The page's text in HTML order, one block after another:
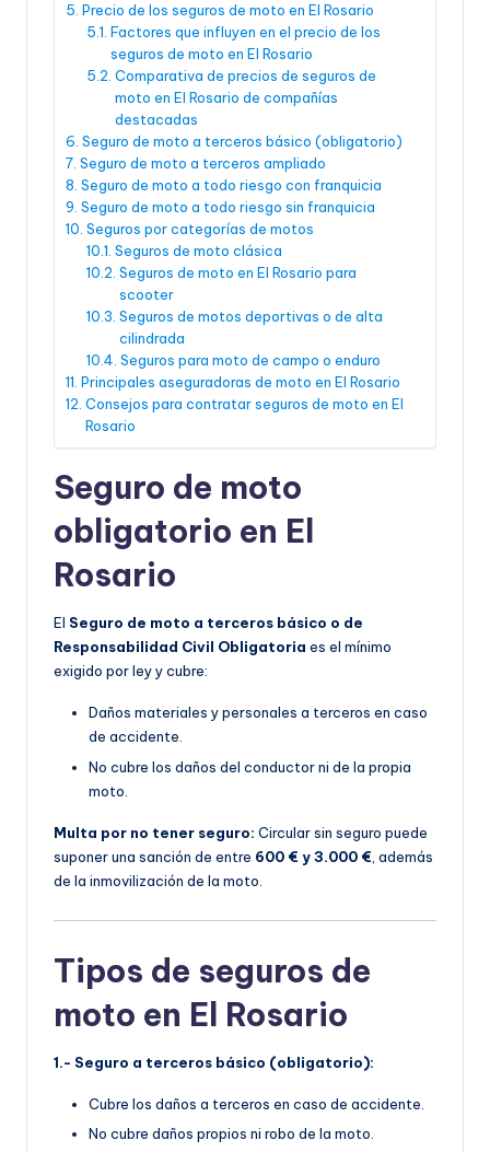
Precio de los seguros de moto en El Rosario
Factores que influyen en el precio de los
seguros de moto en El Rosario
Comparativa de precios de seguros de
moto en El Rosario de compañías
destacadas
Seguro de moto a terceros básico (obligatorio)
Seguro de moto a terceros ampliado
Seguro de moto a todo riesgo con franquicia
Seguro de moto a todo riesgo sin franquicia
Seguros por categorías de motos
Seguros de moto clásica
Seguros de moto en El Rosario para
scooter
Seguros de motos deportivas o de alta
cilindrada
Seguros para moto de campo o enduro
Principales aseguradoras de moto en El Rosario
Consejos para contratar seguros de moto en El
Rosario
Seguro de moto
obligatorio en El
Rosario
El Seguro de moto a terceros básico o de
Responsabilidad Civil Obligatoria es el mínimo
exigido por ley y cubre:
Daños materiales y personales a terceros en caso
de accidente.
No cubre los daños del conductor ni de la propia
moto.
Multa por no tener seguro: Circular sin seguro puede
suponer una sanción de entre 600 € y 3.000 € , además
de la inmovilización de la moto.
Tipos de seguros de
moto en El Rosario
1.- Seguro a terceros básico (obligatorio):
Cubre los daños a terceros en caso de accidente.
No cubre daños propios ni robo de la moto.